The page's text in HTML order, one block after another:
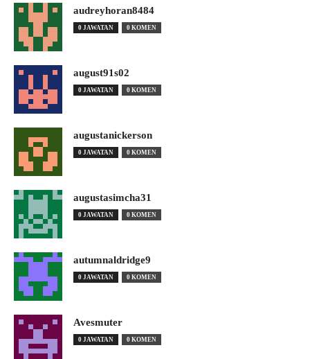
audreyhoran8484
0 JAWATAN 0 KOMEN
august91s02
0 JAWATAN 0 KOMEN
augustanickerson
0 JAWATAN 0 KOMEN
augustasimcha31
0 JAWATAN 0 KOMEN
autumnaldridge9
0 JAWATAN 0 KOMEN
Avesmuter
0 JAWATAN 0 KOMEN